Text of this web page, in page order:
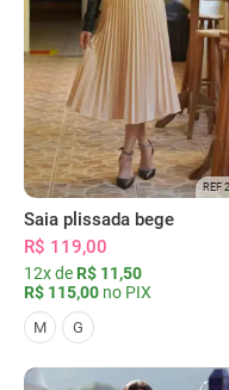
REF
Saia plissada bege
R$ 119,00
12x de R$ 11,50
R$ 115,00 no PIX
M G